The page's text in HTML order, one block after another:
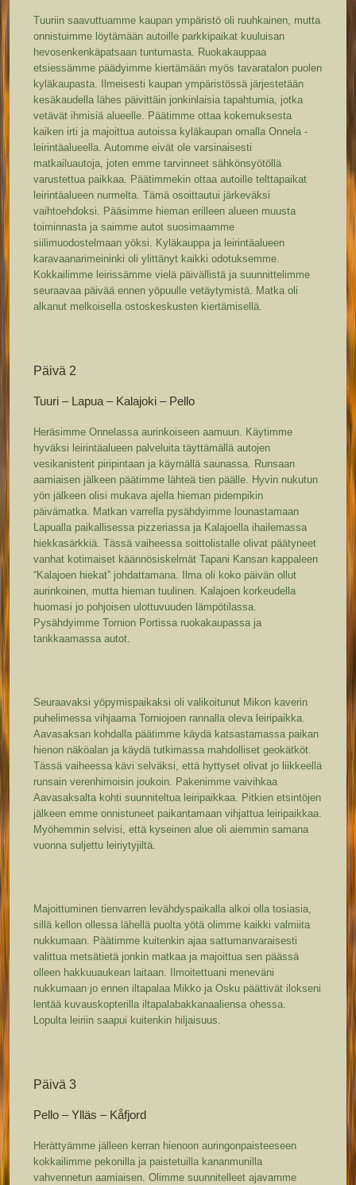
Tuuriin saavuttuamme kaupan ympäristö oli ruuhkainen, mutta
onnistuimme löytämään autoille parkkipaikat kuuluisan
hevosenkenkäpatsaan tuntumasta. Ruokakauppaa
etsiessämme päädyimme kiertämään myös tavaratalon puolen
kyläkaupasta. Ilmeisesti kaupan ympäristössä järjestetään
kesäkaudella lähes päivittäin jonkinlaisia tapahtumia, jotka
vetävät ihmisiä alueelle. Päätimme ottaa kokemuksesta
kaiken irti ja majoittua autoissa kyläkaupan omalla Onnela -
leirintäalueella. Automme eivät ole varsinaisesti
matkailuautoja, joten emme tarvinneet sähkönsyötöllä
varustettua paikkaa. Päätimmekin ottaa autoille telttapaikat
leirintäalueen nurmelta. Tämä osoittautui järkeväksi
vaihtoehdoksi. Pääsimme hieman erilleen alueen muusta
toiminnasta ja saimme autot suosimaamme
siilimuodostelmaan yöksi. Kyläkauppa ja leirintäalueen
karavaanarimeininki oli ylittänyt kaikki odotuksemme.
Kokkailimme leirissämme vielä päivällistä ja suunnittelimme
seuraavaa päivää ennen yöpuulle vetäytymistä. Matka oli
alkanut melkoisella ostoskeskusten kiertämisellä.
Päivä 2
Tuuri – Lapua – Kalajoki – Pello
Heräsimme Onnelassa aurinkoiseen aamuun. Käytimme
hyväksi leirintäalueen palveluita täyttämällä autojen
vesikanisterit piripintaan ja käymällä saunassa. Runsaan
aamiaisen jälkeen päätimme lähteä tien päälle. Hyvin nukutun
yön jälkeen olisi mukava ajella hieman pidempikin
päivämatka. Matkan varrella pysähdyimme lounastamaan
Lapualla paikallisessa pizzeriassa ja Kalajoella ihailemassa
hiekkasärkkiä. Tässä vaiheessa soittolistalle olivat päätyneet
vanhat kotimaiset käännösiskelmät Tapani Kansan kappaleen
“Kalajoen hiekat” johdattamana. Ilma oli koko päivän ollut
aurinkoinen, mutta hieman tuulinen. Kalajoen korkeudella
huomasi jo pohjoisen ulottuvuuden lämpötilassa.
Pysähdyimme Tornion Portissa ruokakaupassa ja
tankkaamassa autot.
Seuraavaksi yöpymispaikaksi oli valikoitunut Mikon kaverin
puhelimessa vihjaama Torniojoen rannalla oleva leiripaikka.
Aavasaksan kohdalla päätimme käydä katsastamassa paikan
hienon näköalan ja käydä tutkimassa mahdolliset geokätköt.
Tässä vaiheessa kävi selväksi, että hyttyset olivat jo liikkeellä
runsain verenhimoisin joukoin. Pakenimme vaivihkaa
Aavasaksalta kohti suunniteltua leiripaikkaa. Pitkien etsintöjen
jälkeen emme onnistuneet paikantamaan vihjattua leiripaikkaa.
Myöhemmin selvisi, että kyseinen alue oli aiemmin samana
vuonna suljettu leiriytyjiltä.
Majoittuminen tienvarren levähdyspaikalla alkoi olla tosiasia,
sillä kellon ollessa lähellä puolta yötä olimme kaikki valmiita
nukkumaan. Päätimme kuitenkin ajaa sattumanvaraisesti
valittua metsätietä jonkin matkaa ja majoittua sen päässä
olleen hakkuuaukean laitaan. Ilmoitettuani meneväni
nukkumaan jo ennen iltapalaa Mikko ja Osku päättivät ilokseni
lentää kuvauskopterilla iltapalabakkanaaliensa ohessa.
Lopulta leiriin saapui kuitenkin hiljaisuus.
Päivä 3
Pello – Ylläs – Kåfjord
Herättyämme jälleen kerran hienoon auringonpaisteeseen
kokkailimme pekonilla ja paistetuilla kananmunilla
vahvennetun aamiaisen. Olimme suunnitelleet ajavamme